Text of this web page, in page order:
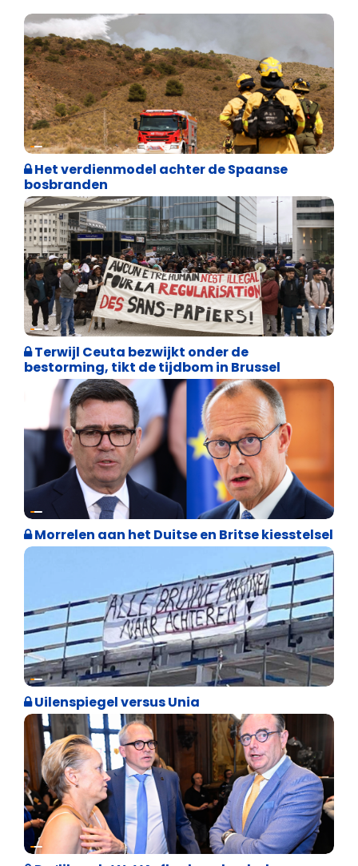
Internationale politiek
Het verdienmodel achter de Spaanse
bosbranden
Asiel en Migratie
Terwijl Ceuta bezwijkt onder de
bestorming, tikt de tijdbom in Brussel
Internationale politiek
Morrelen aan het Duitse en Britse kiesstelsel
Cultuuroorlog
Uilenspiegel versus Unia
Binnenland politiek